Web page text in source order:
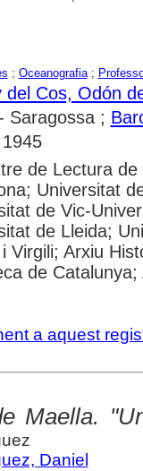
; Oceanografia;
del Cos, Odón
Saragossa ;
de Lectura
Universitat
de Vic-
de Lleida;
Virgili; Arxiu
de
a aquest
Maella.
Daniel